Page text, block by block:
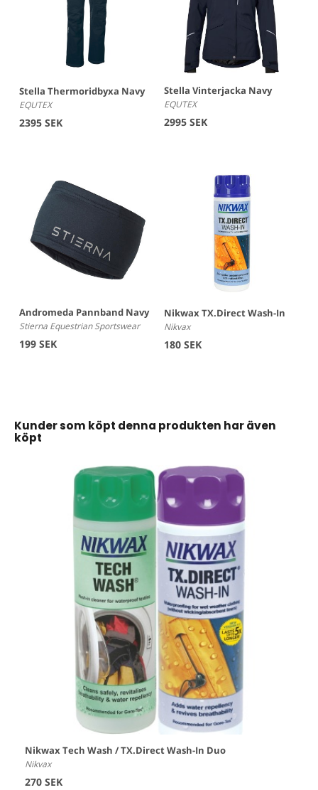
Stella Thermoridbyxa Navy
EQUTEX
2395 SEK
Stella Vinterjacka Navy
EQUTEX
2995 SEK
Andromeda Pannband Navy
Stierna Equestrian Sportswear
199 SEK
Nikwax TX.Direct Wash-In
Nikvax
180 SEK
Kunder som köpt denna produkten har även
köpt
Nikwax Tech Wash / TX.Direct Wash-In Duo
Nikvax
270 SEK